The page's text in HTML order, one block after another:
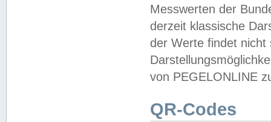
Messwerten der
derzeit klassische
der Werte findet
von PEGELONLINE
QR-Codes